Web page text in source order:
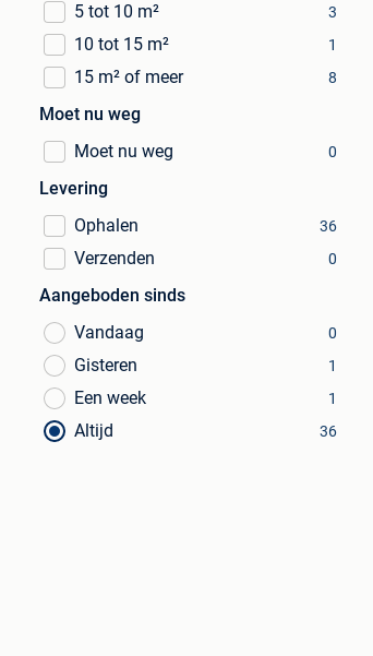
5 tot 10 m² 3
10 tot 15 m² 1
15 m² of meer 8
Moet nu weg
Moet nu weg
0
Levering
Ophalen
36
Verzenden 0
Aangeboden sinds
Vandaag
0
Gisteren 1
Een week 1
Altijd 36